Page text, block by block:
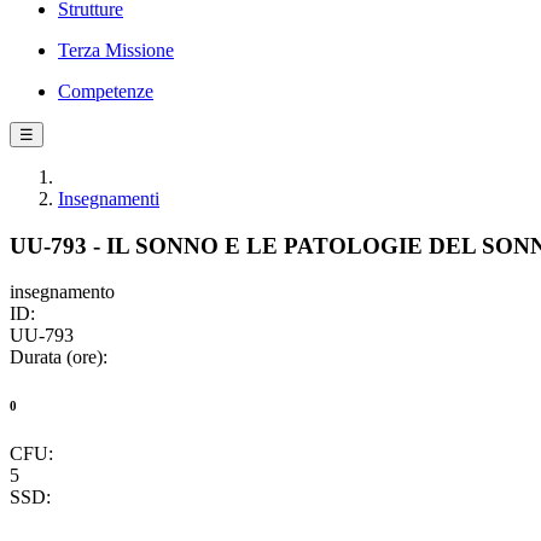
Strutture
Terza Missione
Competenze
☰
Insegnamenti
UU-793 - IL SONNO E LE PATOLOGIE DEL
insegnamento
ID:
UU-793
Durata (ore):
0
CFU:
5
SSD: